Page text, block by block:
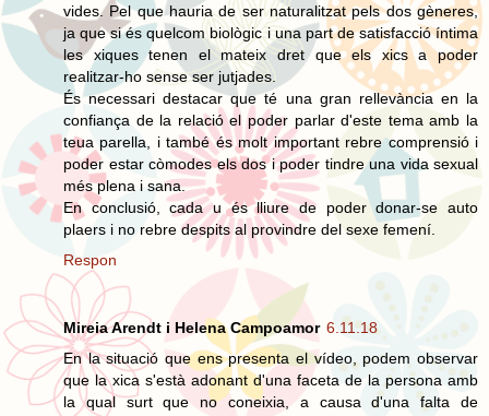
vides. Pel que hauria de ser naturalitzat pels dos gèneres,
ja que si és quelcom biològic i una part de satisfacció íntima
les xiques tenen el mateix dret que els xics a poder
realitzar-ho sense ser jutjades.
És necessari destacar que té una gran rellevància en la
confiança de la relació el poder parlar d'este tema amb la
teua parella, i també és molt important rebre comprensió i
poder estar còmodes els dos i poder tindre una vida sexual
més plena i sana.
En conclusió, cada u és lliure de poder donar-se auto
plaers i no rebre despits al provindre del sexe femení.
Respon
Mireia Arendt i Helena Campoamor 6.11.18
En la situació que ens presenta el vídeo, podem observar
que la xica s'està adonant d'una faceta de la persona amb
la qual surt que no coneixia, a causa d'una falta de